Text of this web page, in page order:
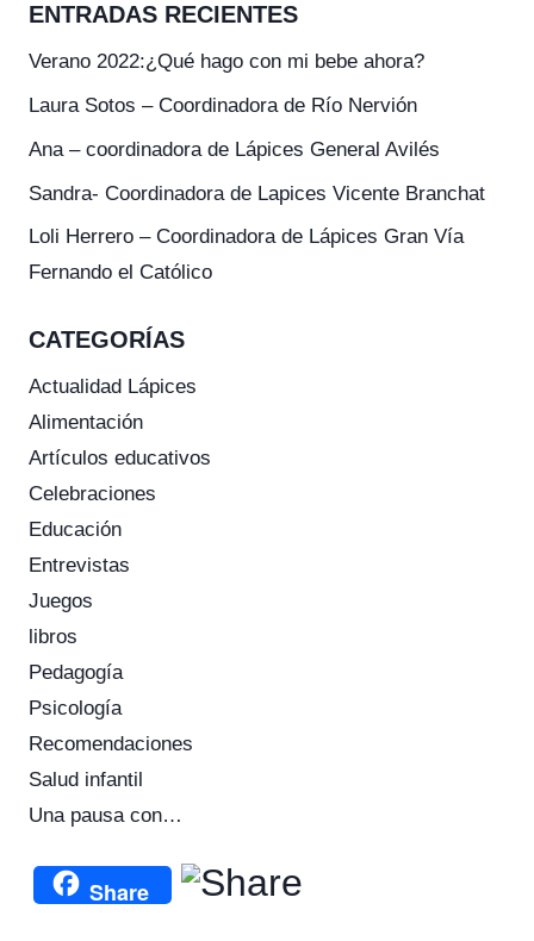
ENTRADAS RECIENTES
Verano 2022:¿Qué hago con mi bebe ahora?
Laura Sotos – Coordinadora de Río Nervión
Ana – coordinadora de Lápices General Avilés
Sandra- Coordinadora de Lapices Vicente Branchat
Loli Herrero – Coordinadora de Lápices Gran Vía
Fernando el Católico
CATEGORÍAS
Actualidad Lápices
Alimentación
Artículos educativos
Celebraciones
Educación
Entrevistas
Juegos
libros
Pedagogía
Psicología
Recomendaciones
Salud infantil
Una pausa con…
Share